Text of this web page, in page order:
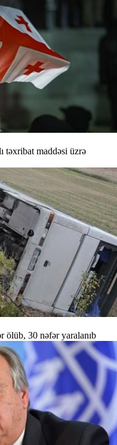
təxribat maddəsi üzrə
ölüb, 30 nəfər yaralanıb